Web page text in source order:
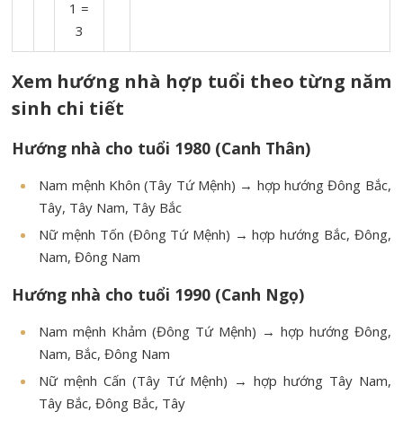
1 =
3
Xem hướng nhà hợp tuổi theo từng năm
sinh chi tiết
Hướng nhà cho tuổi 1980 (Canh Thân)
Nam mệnh Khôn (Tây Tứ Mệnh) → hợp hướng Đông Bắc,
Tây, Tây Nam, Tây Bắc
Nữ mệnh Tốn (Đông Tứ Mệnh) → hợp hướng Bắc, Đông,
Nam, Đông Nam
Hướng nhà cho tuổi 1990 (Canh Ngọ)
Nam mệnh Khảm (Đông Tứ Mệnh) → hợp hướng Đông,
Nam, Bắc, Đông Nam
Nữ mệnh Cấn (Tây Tứ Mệnh) → hợp hướng Tây Nam,
Tây Bắc, Đông Bắc, Tây